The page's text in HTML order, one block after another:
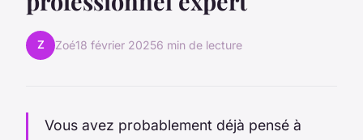
Z Zoé18 février 20256 min de lecture
Vous avez probablement déjà pensé à